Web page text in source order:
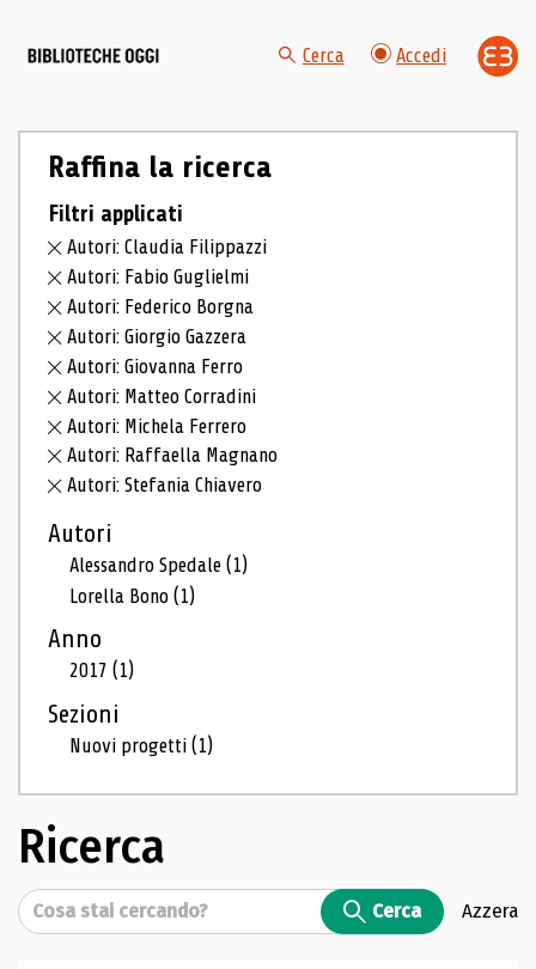
Cerca Accedi
Raffina la ricerca
Filtri applicati
Autori: Claudia Filippazzi
Autori: Fabio Guglielmi
Autori: Federico Borgna
Autori: Giorgio Gazzera
Autori: Giovanna Ferro
Autori: Matteo Corradini
Autori: Michela Ferrero
Autori: Raffaella Magnano
Autori: Stefania Chiavero
Autori
Alessandro Spedale(1)
Lorella Bono(1)
Anno
2017(1)
Sezioni
Nuovi progetti(1)
Ricerca
Cerca Cerca Azzera